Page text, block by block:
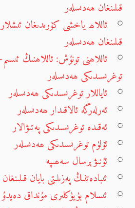
قىلىنغان ھەدىسلەر
ئاللاھ ياخشى كۆرىدىغان
قىلىنغان ھەدىسلەر
ئاللاھنى تونۇش: ئاللاھنىڭ
توغرىسىدىكى ھەدىسلەر
ئاياللار توغرىسىدىكى ھەدىسلەر
ئەرلەرگە ئالاقىدار ھەدىسلەر
ئەقىدە توغرىسىدىكى پەتىۋالار
ئۆلۈم توغرىسىدىكى ھەدىسلەر
ئۇنىۋېرسال سەھىپە
ئىبادەتنىڭ پەزىلىتى بايان
ئىسلام بۈيۈكلىرى مۇنداق دەيدۇ